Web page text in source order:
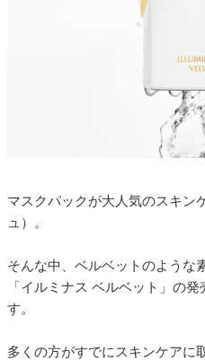
マスクパックが大人気のスキン
ュ）。
そんな中、ベルベットのような
「イルミナス ベルベット」の
す。
多くの方がすでにスキンケアに